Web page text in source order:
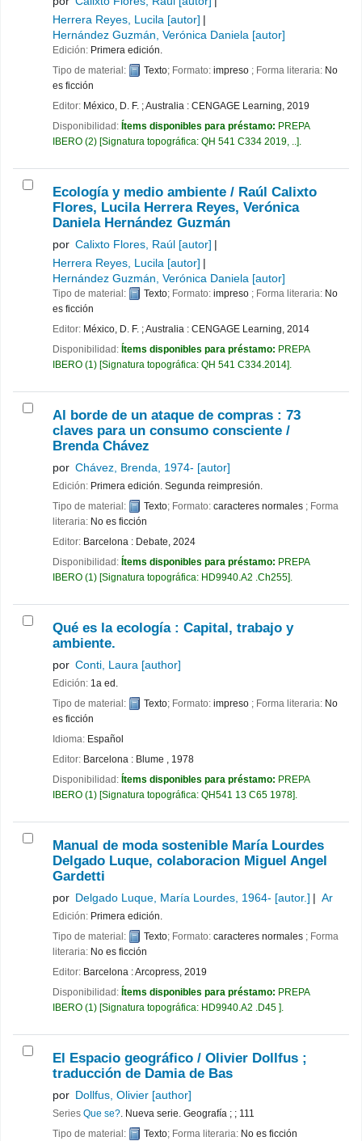
Herrera Reyes, Lucila [autor]
Hernández Guzmán, Verónica Daniela [autor]
Edición: Primera edición.
Tipo de material:
Texto; Formato: impreso ; Forma literaria: No
es ficción
Editor: México, D. F. ; Australia : CENGAGE Learning, 2019
Disponibilidad: Ítems disponibles para préstamo: PREPA
IBERO (2) Signatura topográfica: QH 541 C334 2019, .. .
Ecología y medio ambiente / Raúl Calixto
Flores, Lucila Herrera Reyes, Verónica
Daniela Hernández Guzmán
por Calixto Flores, Raúl [autor]
Herrera Reyes, Lucila [autor]
Hernández Guzmán, Verónica Daniela [autor]
Tipo de material: Texto; Formato: impreso ; Forma literaria: No
es ficción
Editor: México, D. F. ; Australia : CENGAGE Learning, 2014
Disponibilidad: Ítems disponibles para préstamo: PREPA
IBERO (1) Signatura topográfica: QH 541 C334.2014
Al borde de un ataque de compras : 73
claves para un consumo consciente /
Brenda Chávez
por Chávez, Brenda, 1974- [autor]
Edición: Primera edición. Segunda reimpresión.
Tipo de material:
Texto; Formato: caracteres normales ; Forma
literaria: No es ficción
Editor: Barcelona : Debate, 2024
Disponibilidad: Ítems disponibles para préstamo: PREPA
IBERO (1) Signatura topográfica: HD9940.A2 .Ch255 .
Qué es la ecología : Capital, trabajo y
ambiente.
por Conti, Laura [author]
Edición: 1a ed.
Tipo de material:
Texto; Formato: impreso ; Forma literaria: No
es ficción
Idioma: Español
Editor: Barcelona : Blume , 1978
Disponibilidad: Ítems disponibles para préstamo: PREPA
IBERO (1) Signatura topográfica: QH541 13 C65 1978 .
Manual de moda sostenible María Lourdes
Delgado Luque, colaboracion Miguel Angel
Gardetti
por Delgado Luque, María Lourdes, 1964- [autor.] Ar
Edición: Primera edición.
Tipo de material:
Texto; Formato: caracteres normales ; Forma
literaria: No es ficción
Editor: Barcelona : Arcopress, 2019
Disponibilidad: Ítems disponibles para préstamo: PREPA
IBERO (1) Signatura topográfica: HD9940.A2 .D45 .
El Espacio geográfico / Olivier Dollfus ;
traducción de Damia de Bas
por Dollfus, Olivier [author]
Series Que se? . Nueva serie. Geografía ; ; 111
Tipo de material:
Texto; Forma literaria: No es ficción